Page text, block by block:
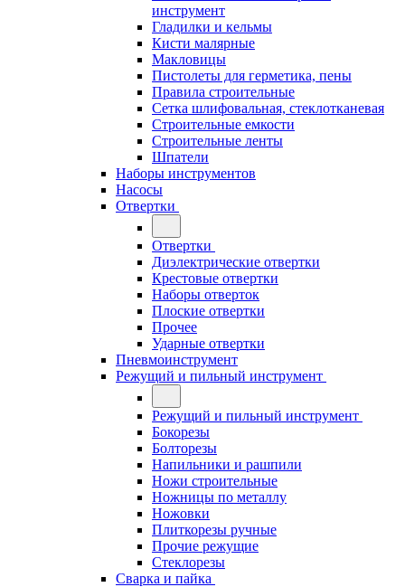
инструмент
Гладилки и кельмы
Кисти малярные
Макловицы
Пистолеты для герметика, пены
Правила строительные
Сетка шлифовальная, стеклотканевая
Строительные емкости
Строительные ленты
Шпатели
Наборы инструментов
Насосы
Отвертки
Отвертки
Диэлектрические отвертки
Крестовые отвертки
Наборы отверток
Плоские отвертки
Прочее
Ударные отвертки
Пневмоинструмент
Режущий и пильный инструмент
Режущий и пильный инструмент
Бокорезы
Болторезы
Напильники и рашпили
Ножи строительные
Ножницы по металлу
Ножовки
Плиткорезы ручные
Прочие режущие
Стеклорезы
Сварка и пайка